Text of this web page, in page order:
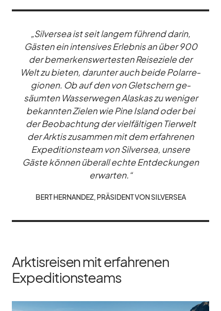
„Sil­ver­sea ist seit lan­gem füh­rend darin,
Gäs­ten ein in­ten­si­ves Er­leb­nis an über 900
der be­mer­kens­wer­tes­ten Rei­se­ziele der
Welt zu bie­ten, dar­un­ter auch beide Po­lar­re­
gio­nen. Ob auf den von Glet­schern ge­
säum­ten Was­ser­we­gen Alas­kas zu we­ni­ger
be­kann­ten Zie­len wie Pine Is­land oder bei
der Be­ob­ach­tung der viel­fäl­ti­gen Tier­welt
der Ark­tis zu­sam­men mit dem er­fah­re­nen
Ex­pe­di­ti­ons­team von Sil­ver­sea, un­sere
Gäste kön­nen über­all echte Ent­de­ckun­gen
er­war­ten.“
BERT HER­NAN­DEZ, PRÄ­SI­DENT VON SIL­VER­SEA
Arktisreisen mit erfahrenen
Expeditionsteams